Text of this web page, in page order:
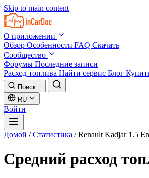
Skip to main content
О приложении
Обзор Особенности FAQ Скачать
Сообщество
Форумы Последние записи
Расход топлива Найти сервис Блог
Поиск...
RU
Войти
Домой / Статистика / Renault Kadjar 1.5
Средний расход